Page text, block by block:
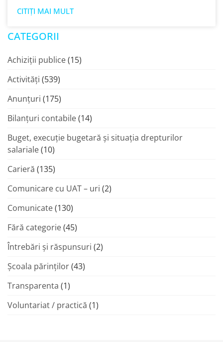
CITIȚI MAI MULT
CATEGORII
Achiziții publice(15)
Activități (539)
Anunțuri (175)
Bilanțuri contabile(14)
Buget, execuție bugetară și situația drepturilor
salariale(10)
Carieră (135)
Comunicare cu UAT – uri (2)
Comunicate(130)
Fără categorie(45)
Întrebări și răspunsuri (2)
Şcoala părinţilor(43)
Transparenta (1)
Voluntariat / practică (1)